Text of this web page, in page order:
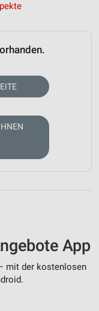
App
mit der kostenlosen